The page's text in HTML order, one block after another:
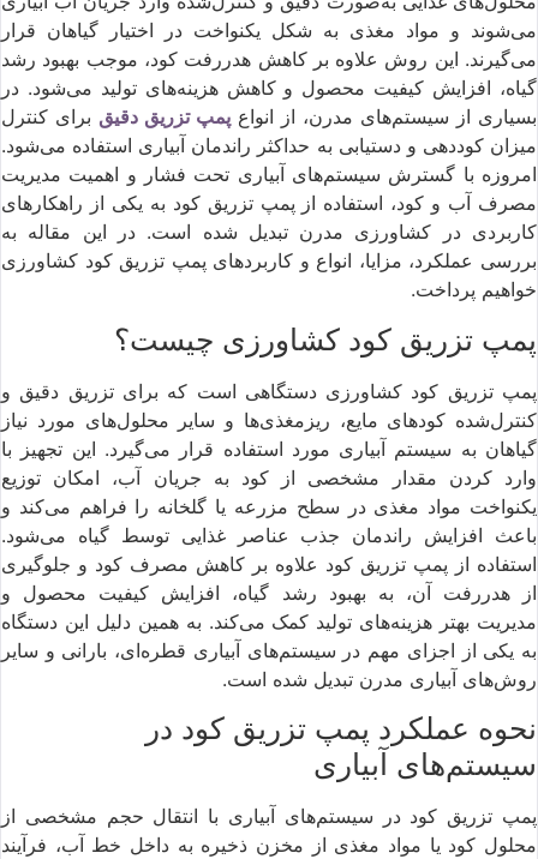
می‌شوند و مواد مغذی به شکل یکنواخت در اختیار گیاهان قرار
می‌گیرند. این روش علاوه بر کاهش هدررفت کود، موجب بهبود رشد
گیاه، افزایش کیفیت محصول و کاهش هزینه‌های تولید می‌شود. در
بسیاری از سیستم‌های مدرن، از انواع پمپ تزریق دقیق برای کنترل
میزان کوددهی و دستیابی به حداکثر راندمان آبیاری استفاده می‌شود.
امروزه با گسترش سیستم‌های آبیاری تحت فشار و اهمیت مدیریت
مصرف آب و کود، استفاده از پمپ تزریق کود به یکی از راهکارهای
کاربردی در کشاورزی مدرن تبدیل شده است. در این مقاله به
بررسی عملکرد، مزایا، انواع و کاربردهای پمپ تزریق کود کشاورزی
خواهیم پرداخت.
پمپ تزریق کود کشاورزی چیست؟
پمپ تزریق کود کشاورزی دستگاهی است که برای تزریق دقیق و
کنترل‌شده کودهای مایع، ریزمغذی‌ها و سایر محلول‌های مورد نیاز
گیاهان به سیستم آبیاری مورد استفاده قرار می‌گیرد. این تجهیز با
وارد کردن مقدار مشخصی از کود به جریان آب، امکان توزیع
یکنواخت مواد مغذی در سطح مزرعه یا گلخانه را فراهم می‌کند و
باعث افزایش راندمان جذب عناصر غذایی توسط گیاه می‌شود.
استفاده از پمپ تزریق کود علاوه بر کاهش مصرف کود و جلوگیری
از هدررفت آن، به بهبود رشد گیاه، افزایش کیفیت محصول و
مدیریت بهتر هزینه‌های تولید کمک می‌کند. به همین دلیل این دستگاه
به یکی از اجزای مهم در سیستم‌های آبیاری قطره‌ای، بارانی و سایر
روش‌های آبیاری مدرن تبدیل شده است.
نحوه عملکرد پمپ تزریق کود در
سیستم‌های آبیاری
پمپ تزریق کود در سیستم‌های آبیاری با انتقال حجم مشخصی از
محلول کود یا مواد مغذی از مخزن ذخیره به داخل خط آب، فرآیند